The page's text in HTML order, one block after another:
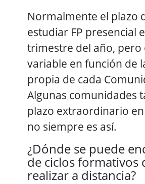
Normalmente el plazo
estudiar FP presencial
trimestre del año, pero
variable en función de
propia de cada
Algunas comunidades
plazo extraordinario
no siempre es así.
¿Dónde se puede
de ciclos formativos
realizar a distancia?